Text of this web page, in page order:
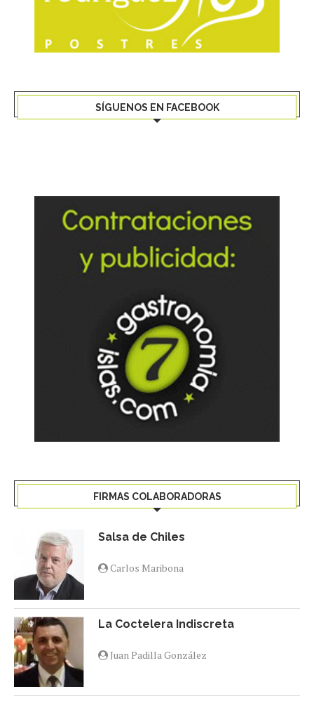
SÍGUENOS EN FACEBOOK
FIRMAS COLABORADORAS
Salsa de Chiles
Carlos Maribona
La Coctelera Indiscreta
Juan Padilla González